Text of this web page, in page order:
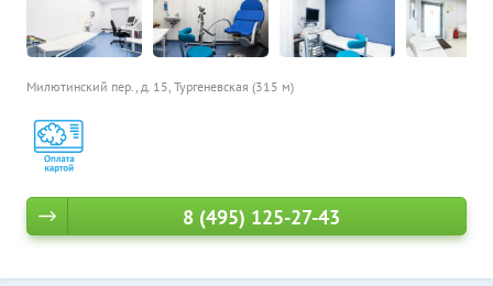
Милютинский пер., д. 15, Тургеневская (315 м)
8 (495) 125-27-43